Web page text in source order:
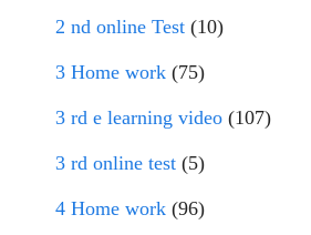
2 nd online Test (10)
3 Home work (75)
3 rd e learning video (107)
3 rd online test (5)
4 Home work (96)